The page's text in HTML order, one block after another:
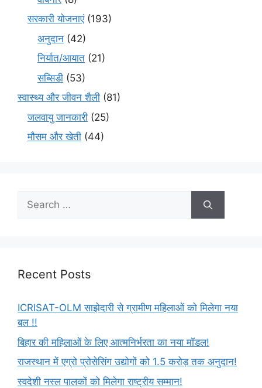
सरकारी योजनाएं(193)
अनुदान (42)
निर्यात/आयात (21)
सब्सिडी (53)
स्वास्थ्य और जीवन शैली (81)
जलवायु जानकारी (25)
मौसम और खेती (44)
Recent Posts
ICRISAT-OLM साझेदारी से ग्रामीण महिलाओं को मिलेगा नया
बल !!
बिहार की महिलाओं के लिए आत्मनिर्भरता का नया मॉडल!
राजस्थान में एग्रो प्रोसेसिंग उद्योगों को 1.5 करोड़ तक अनुदान!
स्वदेशी नस्ल पालकों को मिलेगा राष्ट्रीय सम्मान!